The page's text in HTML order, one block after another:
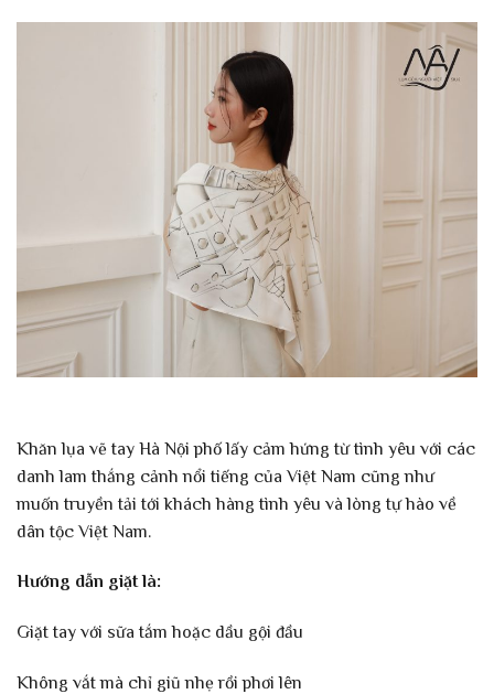
Khăn lụa vẽ tay Hà Nội phố lấy cảm hứng từ tình yêu với các
danh lam thắng cảnh nổi tiếng của Việt Nam cũng như
muốn truyền tải tới khách hàng tình yêu và lòng tự hào về
dân tộc Việt Nam.
Hướng dẫn giặt là:
Giặt tay với sữa tắm hoặc dầu gội đầu
Không vắt mà chỉ giũ nhẹ rồi phơi lên